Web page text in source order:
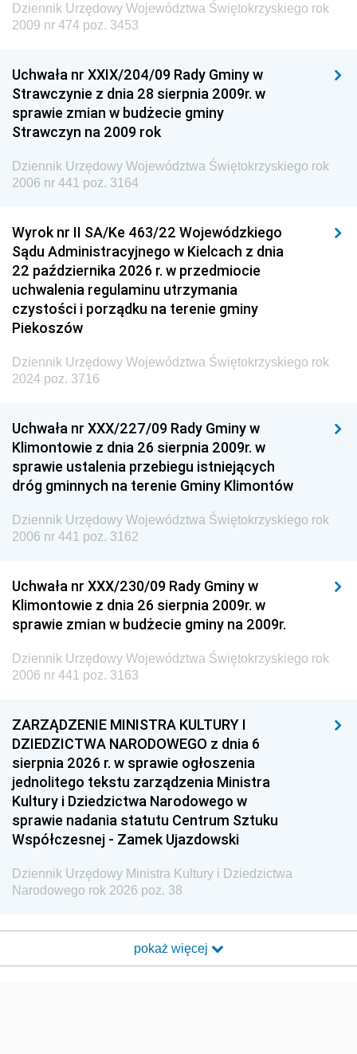
Dziennik Urzędowy Ministra Edukacji
Dziennik Urzędowy Ministra Przemysłu
Dziennik Urzędowy Ministra Finansów i Gospodarki
Dziennik Urzędowy Ministra do Spraw Unii
Dziennik Urzędowy Agencji Wywiadu
Dziennik Urzędowy Województwa Świętokrzyskiego rok
2009 nr 474 poz. 3453
Uchwała nr XXIX/204/09 Rady Gminy w
Strawczynie z dnia 28 sierpnia 2009r. w
sprawie zmian w budżecie gminy
Strawczyn na 2009 rok
Dziennik Urzędowy Województwa Świętokrzyskiego rok
2006 nr 441 poz. 3164
Wyrok nr II SA/Ke 463/22 Wojewódzkiego
Sądu Administracyjnego w Kielcach z dnia
22 października 2026 r. w przedmiocie
uchwalenia regulaminu utrzymania
czystości i porządku na terenie gminy
Piekoszów
Dziennik Urzędowy Województwa Świętokrzyskiego rok
2024 poz. 3716
Uchwała nr XXX/227/09 Rady Gminy w
Klimontowie z dnia 26 sierpnia 2009r. w
sprawie ustalenia przebiegu istniejących
dróg gminnych na terenie Gminy Klimontów
Dziennik Urzędowy Województwa Świętokrzyskiego rok
2006 nr 441 poz. 3162
Uchwała nr XXX/230/09 Rady Gminy w
Klimontowie z dnia 26 sierpnia 2009r. w
sprawie zmian w budżecie gminy na 2009r.
Dziennik Urzędowy Województwa Świętokrzyskiego rok
2006 nr 441 poz. 3163
ZARZĄDZENIE MINISTRA KULTURY I
DZIEDZICTWA NARODOWEGO z dnia 6
sierpnia 2026 r. w sprawie ogłoszenia
jednolitego tekstu zarządzenia Ministra
Kultury i Dziedzictwa Narodowego w
sprawie nadania statutu Centrum Sztuku
Współczesnej - Zamek Ujazdowski
Dziennik Urzędowy Ministra Kultury i Dziedzictwa
Narodowego rok 2026 poz. 38
pokaż więcej